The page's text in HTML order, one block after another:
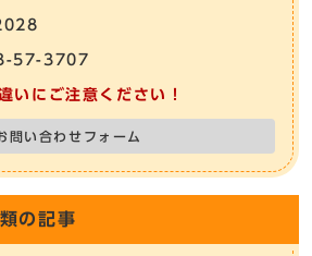
57-3707
いにご注意ください！
問い合わせフォーム
の記事